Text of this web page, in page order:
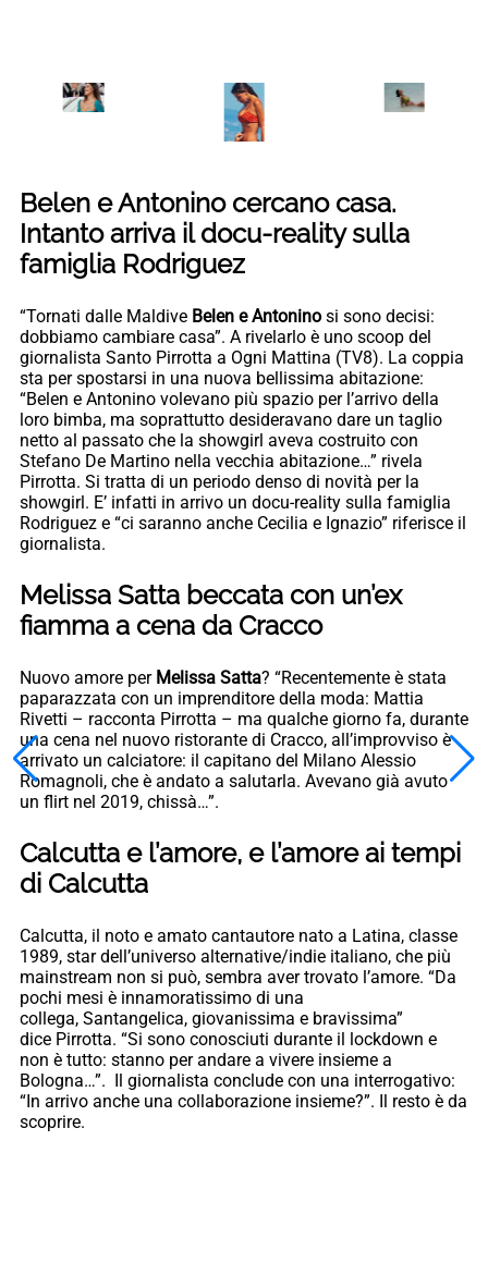
Belen e Antonino cercano casa.
Intanto arriva il docu-reality sulla
famiglia Rodriguez
“Tornati dalle Maldive Belen e Antonino si sono decisi:
dobbiamo cambiare casa”. A rivelarlo è uno scoop del
giornalista Santo Pirrotta a Ogni Mattina (TV8). La coppia
sta per spostarsi in una nuova bellissima abitazione:
“Belen e Antonino volevano più spazio per l’arrivo della
loro bimba, ma soprattutto desideravano dare un taglio
netto al passato che la showgirl aveva costruito con
Stefano De Martino nella vecchia abitazione…” rivela
Pirrotta. Si tratta di un periodo denso di novità per la
showgirl. E’ infatti in arrivo un docu-reality sulla famiglia
Rodriguez e “ci saranno anche Cecilia e Ignazio” riferisce il
giornalista.
Melissa Satta beccata con un’ex
fiamma a cena da Cracco
Nuovo amore perMelissa Satta? “Recentemente è stata
paparazzata con un imprenditore della moda: Mattia
Rivetti – racconta Pirrotta – ma qualche giorno fa, durante
una cena nel nuovo ristorante di Cracco, all’improvviso è
arrivato un calciatore: il capitano del Milano Alessio
Romagnoli, che è andato a salutarla. Avevano già avuto
un flirt nel 2019, chissà…”.
Calcutta e l’amore, e l’amore ai tempi
di Calcutta
Calcutta, il noto e amato cantautore nato a Latina, classe
1989, star dell’universo alternative/indie italiano, che più
mainstream non si può, sembra aver trovato l’amore. “Da
pochi mesi è innamoratissimo di una
collega, Santangelica, giovanissima e bravissima”
dice Pirrotta. “Si sono conosciuti durante il lockdown e
non è tutto: stanno per andare a vivere insieme a
Bologna…”. Il giornalista conclude con una interrogativo:
“In arrivo anche una collaborazione insieme?”. Il resto è da
scoprire.